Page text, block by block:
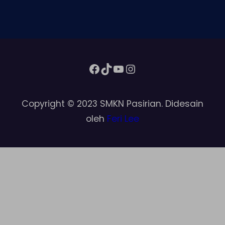
Facebook
TikTok
YouTube
Instagram
Copyright © 2023 SMKN Pasirian. Didesain
oleh Feri Lee